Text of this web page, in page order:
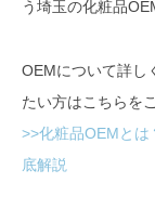
う埼玉の化粧品
OEMについて詳し
たい方はこちらを
>>化粧品OEMと
底解説